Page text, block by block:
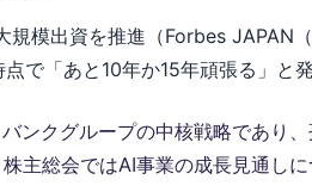
規模出資を推進（Forbes JAPAN
で「あと10年か15年頑張る」と
ンクグループの中核戦略であり
主総会ではAI事業の成長見通し